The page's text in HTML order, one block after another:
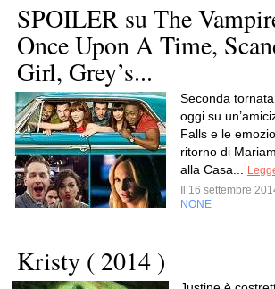
SPOILER su The
Once Upon A Time,
Girl, Grey’s...
Seconda
oggi su
Falls e le
ritorno di
alla Casa...
Il 16 settembre
NONE
Kristy ( 2014 )